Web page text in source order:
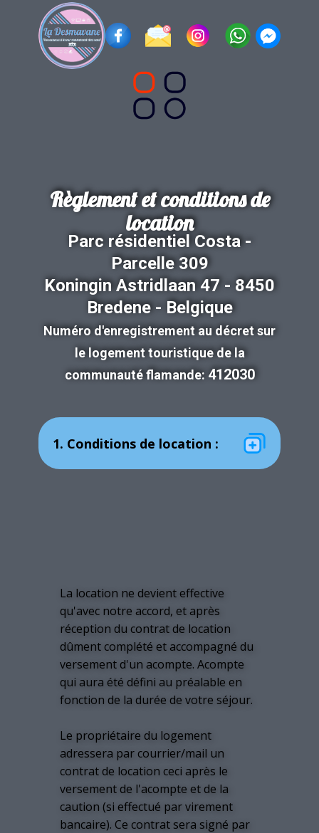
Règlement et conditi​ons de
location
Parc résidentiel Costa -
Parcelle 309
Koningin Astridlaan 47 - 8450
Bredene - Belgique
Numéro d'enregistrement au décret sur
le logement touristique de la
communauté flamande: 412030
1. Conditions de location :
La location ne devient effective
qu'avec notre accord, et après
réception du contrat de location
dûment complété et accompagné du
versement d'un acompte. Acompte
qui aura été défini au préalable en
fonction de la durée de votre séjour.
Le propriétaire du logement
adressera par courrier/mail un
contrat de location ceci après le
versement de l'acompte et de la
caution (si effectué par virement
bancaire). Ce contrat sera signé par